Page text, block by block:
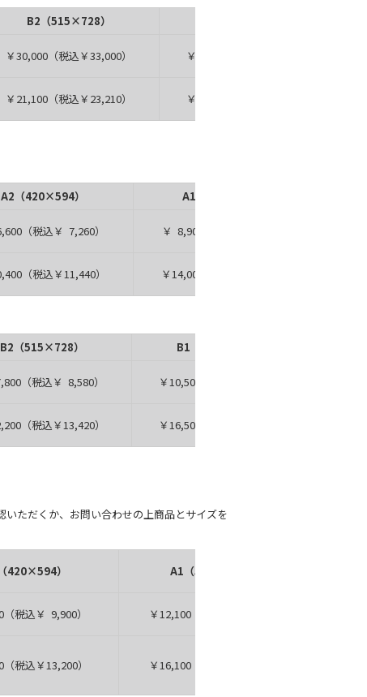
B2（515×728）
￥30,000（税込￥33,000） ￥41,000（税込￥45,100）
￥21,100（税込￥23,210） ￥28,800（税込￥31,680）
A2（420×594） A1（594×841）
（税込￥ 7,260） ￥ 8,900（税込￥ 9,790）
（税込￥11,440） ￥14,000（税込￥15,400）
B2（515×728） B1（728×1030）
（税込￥ 8,580） ￥10,500（税込￥11,550）
（税込￥13,420） ￥16,500（税込￥18,150）
ただくか、お問い合わせの上商品とサイズを
420×594） A1（594×841）
税込￥ 9,900） ￥12,100（税込￥13,310）
税込￥13,200） ￥16,100（税込￥17,710）